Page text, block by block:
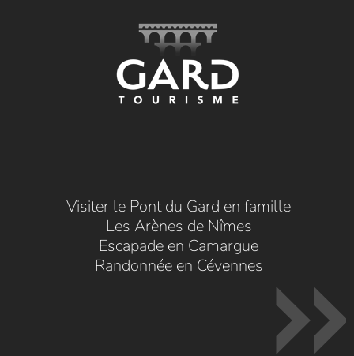
Visiter le Pont du Gard en famille
Les Arènes de Nîmes
Escapade en Camargue
Randonnée en Cévennes